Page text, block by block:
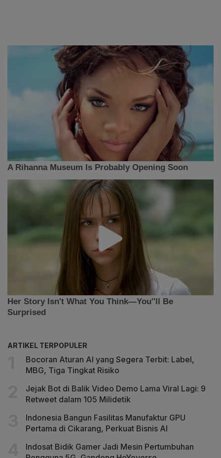
ARTIKEL TERPOPULER
Bocoran Aturan AI yang Segera Terbit: Label,
MBG, Tiga Tingkat Risiko
Jejak Bot di Balik Video Demo Lama Viral Lagi: 9
Retweet dalam 105 Milidetik
Indonesia Bangun Fasilitas Manufaktur GPU
Pertama di Cikarang, Perkuat Bisnis AI
Indosat Bidik Gamer Jadi Mesin Pertumbuhan